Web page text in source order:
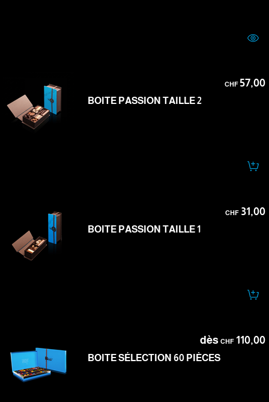
CHF57,00
BOITE PASSION TAILLE 2
CHF31,00
BOITE PASSION TAILLE 1
dès CHF110,00
BOITE SÉLECTION 60 PIÈCES